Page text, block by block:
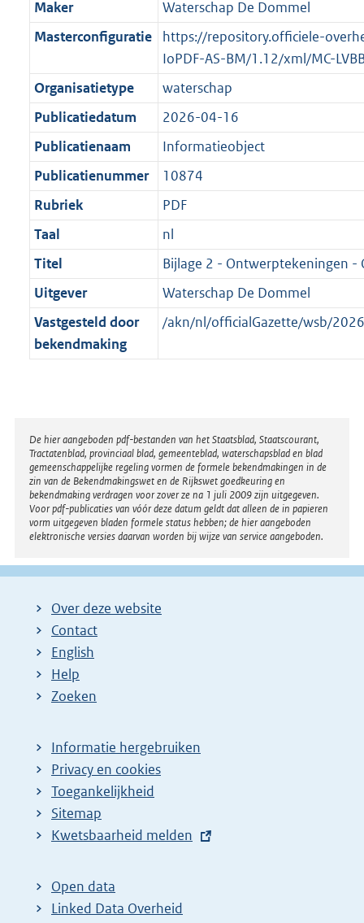
n
f
r
m
a
a
t
e
k
n
d
o
t
t
e
:
2
K
b
Maker
Waterschap De Dommel
Masterconfiguratie
https://repository.officiele-
IoPDF-AS-BM/1.12/xml/MC-
Organisatietype
waterschap
Publicatiedatum
2026-04-16
Publicatienaam
Informatieobject
Publicatienummer
10874
Rubriek
PDF
Taal
nl
Titel
Bijlage 2 - Ontwerptekeningen -
Uitgever
Waterschap De Dommel
Vastgesteld door
bekendmaking
/akn/nl/officialGazette/wsb/
Disclaimer
De hier aangeboden pdf-bestanden van het Staatsblad, Staatscourant,
Tractatenblad, provinciaal blad, gemeenteblad, waterschapsblad en blad
gemeenschappelijke regeling vormen de formele bekendmakingen in de
zin van de Bekendmakingswet en de Rijkswet goedkeuring en
bekendmaking verdragen voor zover ze na 1 juli 2009 zijn uitgegeven.
Voor pdf-publicaties van vóór deze datum geldt dat alleen de in papieren
vorm uitgegeven bladen formele status hebben; de hier aangeboden
elektronische versies daarvan worden bij wijze van service aangeboden.
Over deze website
Contact
English
Help
Zoeken
Informatie hergebruiken
Privacy en cookies
Toegankelijkheid
Sitemap
E
t
e
Kwetsbaarheid melden
Open data
Linked Data Overheid